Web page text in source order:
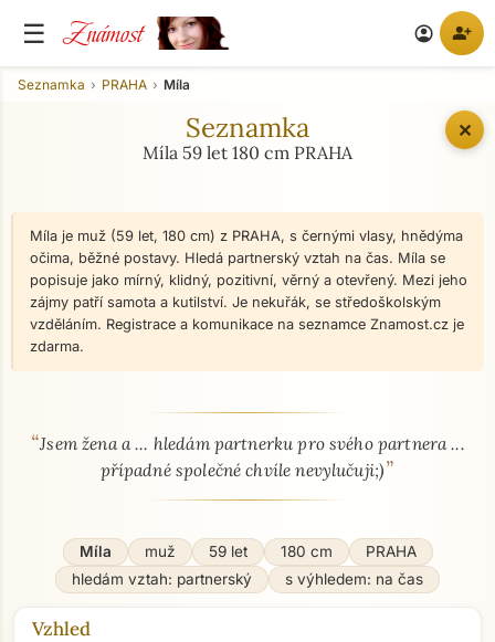
☰ Známost account_circle person_add
✕
Seznamka PRAHA Míla
Seznamka
Míla 59 let 180 cm PRAHA
Míla je muž (59 let, 180 cm) z PRAHA, s černými vlasy, hnědýma
očima, běžné postavy. Hledá partnerský vztah na čas. Míla se
popisuje jako mírný, klidný, pozitivní, věrný a otevřený. Mezi jeho
zájmy patří samota a kutilství. Je nekuřák, se středoškolským
vzděláním. Registrace a komunikace na seznamce Znamost.cz je
zdarma.
O mně - seznamka profil
“Jsem žena a ... hledám partnerku pro svého partnera ...
případné společné chvíle nevylučuji;)”
Míla muž 59 let 180 cm
PRAHA
hledám vztah: partnerský
s výhledem: na čas
Vzhled